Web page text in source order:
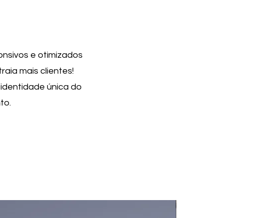
e otimizados
mais clientes!
única do